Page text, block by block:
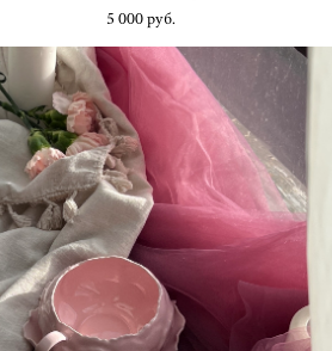
5 000 pуб.